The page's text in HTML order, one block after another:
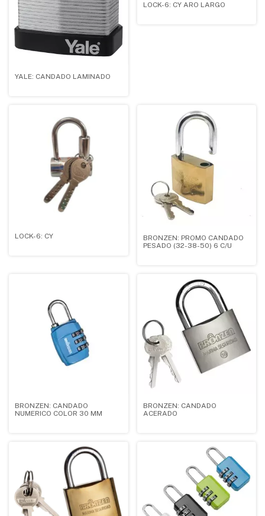
YALE: CANDADO LAMINADO
LOCK-6: CY ARO LARGO
LOCK-6: CY
BRONZEN: PROMO CANDADO
PESADO (32-38-50) 6 C/U
BRONZEN: CANDADO
NUMERICO COLOR 30 MM
BRONZEN: CANDADO
ACERADO